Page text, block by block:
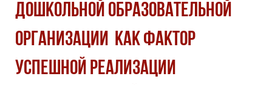
ДОШКОЛЬНОЙ ОБРАЗОВАТЕЛЬНОЙ
ОРГАНИЗАЦИИ КАК ФАКТОР
УСПЕШНОЙ РЕАЛИЗАЦИИ